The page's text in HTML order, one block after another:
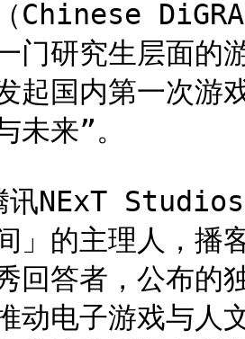
Chinese
门研究生层面的
起国内第一次游
未来”。
NExT Studios
」的主理人，播
回答者，公布
动电子游戏与人